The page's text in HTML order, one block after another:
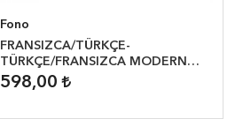
Fono
FRANSIZCA/TÜRKÇE-
TÜRKÇE/FRANSIZCA MODERN
SÖZLÜK
598,00